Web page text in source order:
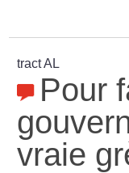
tract AL
Pour
vraie